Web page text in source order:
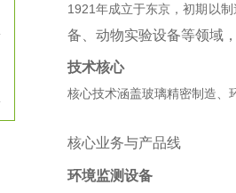
1921年成立于东京，初期以
备、动物实验设备等领域
技术核心
核心技术涵盖玻璃精密制造、
核心业务与产品线
环境监测设备